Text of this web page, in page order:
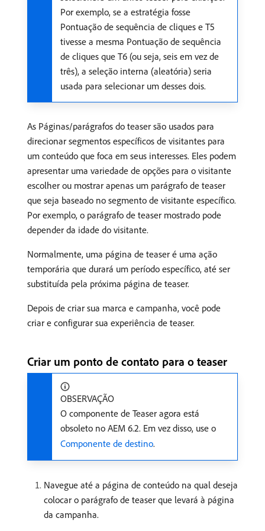
Por exemplo, se a estratégia fosse
Pontuação de sequência de cliques e T5
tivesse a mesma Pontuação de sequência
de cliques que T6 (ou seja, seis em vez de
três), a seleção interna (aleatória) seria
usada para selecionar um desses dois.
As Páginas/parágrafos do teaser são usados para
direcionar segmentos específicos de visitantes para
um conteúdo que foca em seus interesses. Eles podem
apresentar uma variedade de opções para o visitante
escolher ou mostrar apenas um parágrafo de teaser
que seja baseado no segmento de visitante específico.
Por exemplo, o parágrafo de teaser mostrado pode
depender da idade do visitante.
Normalmente, uma página de teaser é uma ação
temporária que durará um período específico, até ser
substituída pela próxima página de teaser.
Depois de criar sua marca e campanha, você pode
criar e configurar sua experiência de teaser.
Criar um ponto de contato para o teaser
OBSERVAÇÃO
O componente de Teaser agora está
obsoleto no AEM 6.2. Em vez disso, use o
Componente de destino.
Navegue até a página de conteúdo na qual deseja
colocar o parágrafo de teaser que levará à página
da campanha.